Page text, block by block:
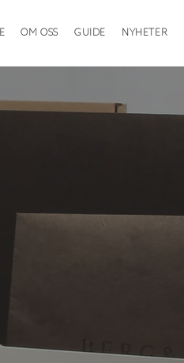
OM OSS GUIDE NYHETER